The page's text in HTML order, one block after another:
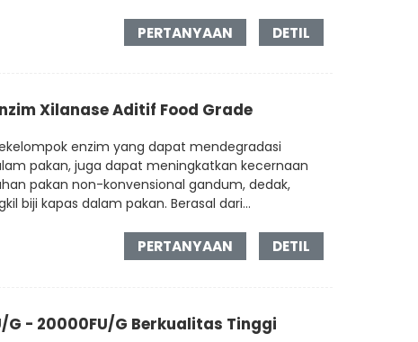
PERTANYAAN DETIL
Xilanase Aditif Food Grade
enzim yang dapat mendegradasi
pakan, juga dapat meningkatkan kecernaan
pakan non-konvensional gandum, dedak,
biji kapas dalam pakan. Berasal dari...
PERTANYAAN DETIL
- 20000FU/G Berkualitas Tinggi